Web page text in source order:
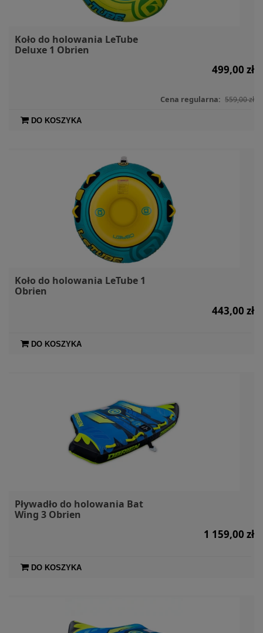
Koło do holowania LeTube
Deluxe 1 Obrien
499,00 zł
Cena regularna: 559,00 zł
DO KOSZYKA
Koło do holowania LeTube 1
Obrien
443,00 zł
DO KOSZYKA
Pływadło do holowania Bat
Wing 3 Obrien
1 159,00 zł
DO KOSZYKA